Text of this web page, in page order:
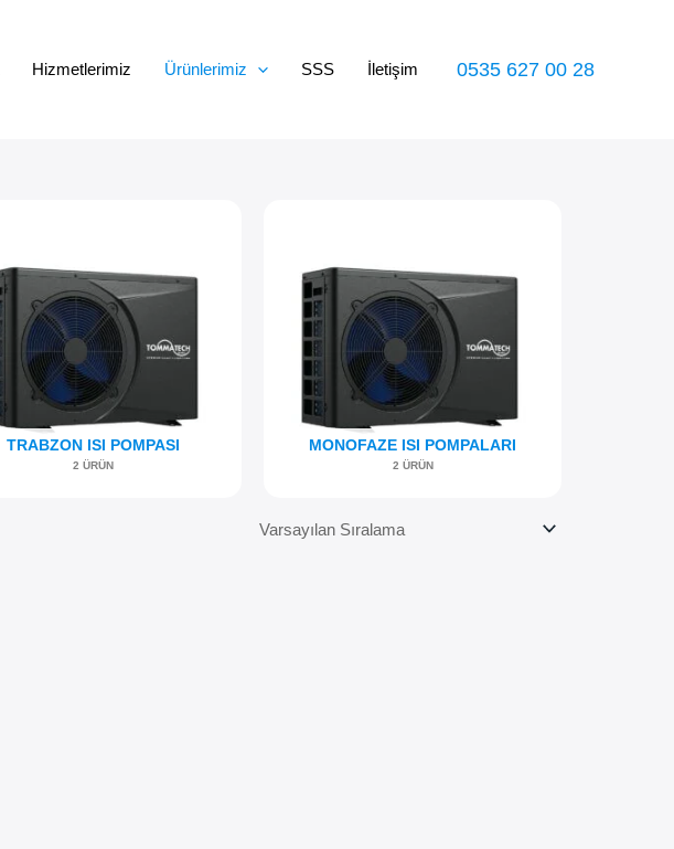
Hizmetlerimiz Ürünlerimiz SSS İletişim 0535 627 00 28
TRABZON ISI POMPASI
2 ÜRÜN
MONOFAZE ISI POMPALARI
2 ÜRÜN